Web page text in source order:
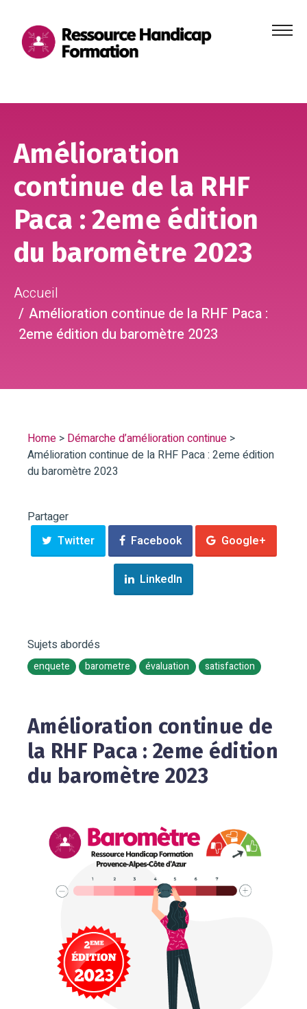
Menu
Amélioration
continue de la RHF
Paca : 2eme édition
du baromètre 2023
Accueil
Amélioration continue de la RHF Paca :
2eme édition du baromètre 2023
Home > Démarche d’amélioration continue >
Amélioration continue de la RHF Paca : 2eme édition
du baromètre 2023
Partager
Twitter
Facebook Google+
LinkedIn
Sujets abordés
enquete barometre évaluation satisfaction
Amélioration continue de
la RHF Paca : 2eme édition
du baromètre 2023